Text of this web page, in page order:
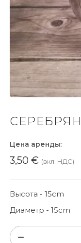
Цена аренды:
3,50 € (вкл. НДС)
Высота - 15cm
Диаметр - 15cm
Количество